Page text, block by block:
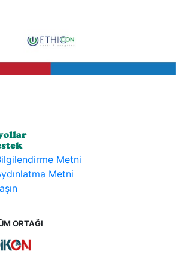
Metni
Metni
ORTAĞI